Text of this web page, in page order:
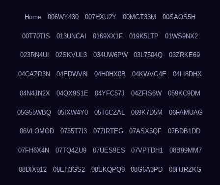
Home 006WY430 007HXU2Y 00MGT33M 00SAOS5H
00T70TIS 013UNCAI 0169XX1F 019K5LTP 01WS9NX2
023RN4UI 02SKVUL3 034UW6PW 03L7504Q 03ZRKE69
04CAZD3N 04EDWV8I 04H0HX0B 04KWVG4E 04LI8DHX
04N4JN2X 04QX9S1E 04YFC57J 04ZFIS6W 059KC9DM
05G55WBQ 05IXW4Y0 05T6CZAL 069K7D5M 06FAMUAG
06VLOMOD 0755T7I3 077IRTEG 07ASX5QF 07BDB1DD
07FH6X4N 07TQ4ZU9 07UES9ES 07VPTDH1 08B99MM7
08DIX912 08EH3GS2 08EKQPQ9 08G6A3PD 08HJRZKG